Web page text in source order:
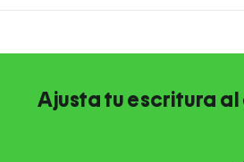
Ajusta tu escritura